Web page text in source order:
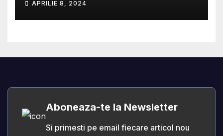
pe piaţă a echipamentelor
sub presiune-sursa ISCIR
APRILIE 8, 2024
Aboneaza-te la Newsletter
Si primesti pe email fiecare articol nou